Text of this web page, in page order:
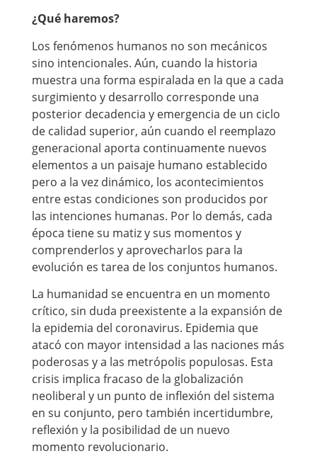
¿Qué haremos?
Los fenómenos humanos no son mecánicos
sino intencionales. Aún, cuando la historia
muestra una forma espiralada en la que a cada
surgimiento y desarrollo corresponde una
posterior decadencia y emergencia de un ciclo
de calidad superior, aún cuando el reemplazo
generacional aporta continuamente nuevos
elementos a un paisaje humano establecido
pero a la vez dinámico, los acontecimientos
entre estas condiciones son producidos por
las intenciones humanas. Por lo demás, cada
época tiene su matiz y sus momentos y
comprenderlos y aprovecharlos para la
evolución es tarea de los conjuntos humanos.
La humanidad se encuentra en un momento
crítico, sin duda preexistente a la expansión de
la epidemia del coronavirus. Epidemia que
atacó con mayor intensidad a las naciones más
poderosas y a las metrópolis populosas. Esta
crisis implica fracaso de la globalización
neoliberal y un punto de inflexión del sistema
en su conjunto, pero también incertidumbre,
reflexión y la posibilidad de un nuevo
momento revolucionario.